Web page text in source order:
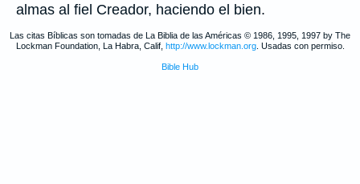
almas al fiel Creador, haciendo el bien.
Las citas Bíblicas son tomadas de La Biblia de las Américas © 1986, 1995, 1997 by The
Lockman Foundation, La Habra, Calif, http://www.lockman.org. Usadas con permiso.
Bible Hub